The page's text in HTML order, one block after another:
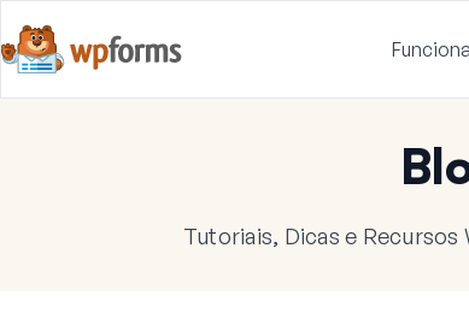
Tutoriais, Dicas e Recursos